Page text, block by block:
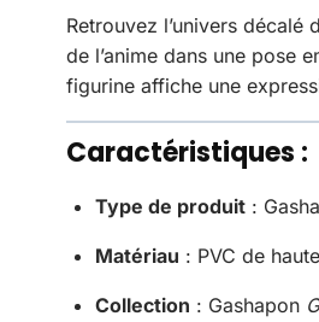
Retrouvez l’univers décalé
de l’anime dans une pose
figurine affiche une
Caractéristiques :
Type de produit :
Matériau : PVC de
Collection : Gashapon